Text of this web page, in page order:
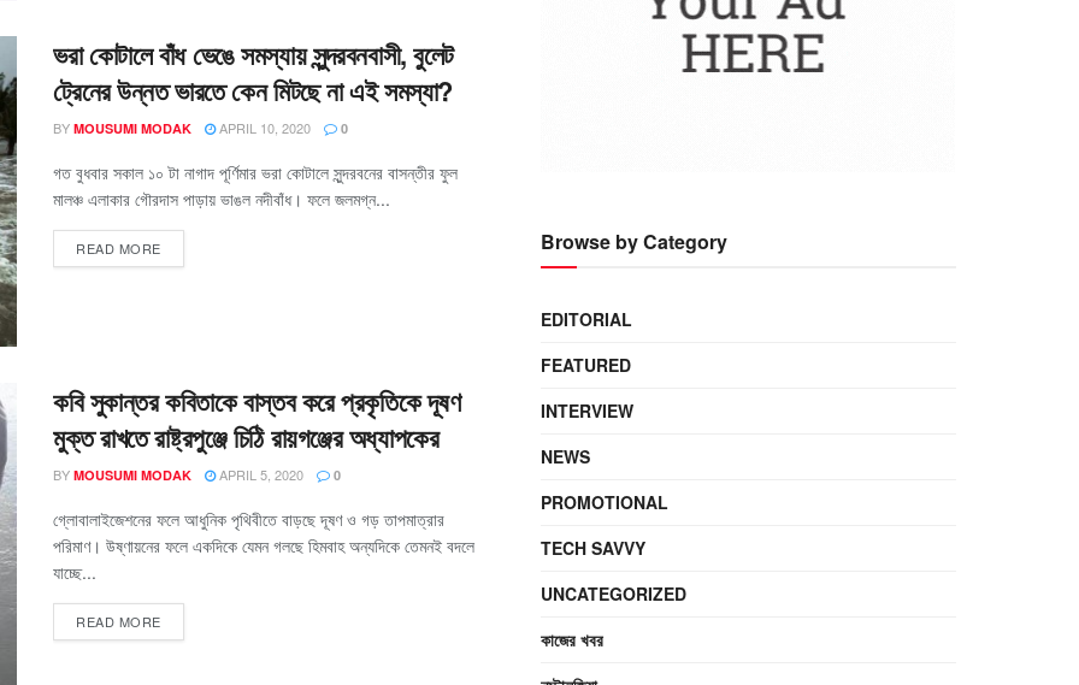
ভরা কোটালে বাঁধ ভেঙে সমস্যায় সুন্দরবনবাসী, বুলেট
ট্রেনের উন্নত ভারতে কেন মিটছে না এই সমস্যা?
BY MOUSUMI MODAK APRIL 10, 2020 0
গত বুধবার সকাল ১০ টা নাগাদ পূর্ণিমার ভরা কোটালে সুন্দরবনের বাসন্তীর ফুল
মালঞ্চ এলাকার গৌরদাস পাড়ায় ভাঙল নদীবাঁধ। ফলে জলমগ্ন...
READ MORE
কবি সুকান্তর কবিতাকে বাস্তব করে প্রকৃতিকে দূষণ
মুক্ত রাখতে রাষ্ট্রপুঞ্জে চিঠি রায়গঞ্জের অধ্যাপকের
BY MOUSUMI MODAK APRIL 5, 2020 0
গ্লোবালাইজেশনের ফলে আধুনিক পৃথিবীতে বাড়ছে দূষণ ও গড় তাপমাত্রার
পরিমাণ। উষ্ণায়নের ফলে একদিকে যেমন গলছে হিমবাহ অন্যদিকে তেমনই বদলে
যাচ্ছে...
READ MORE
Browse by Category
EDITORIAL
FEATURED
INTERVIEW
NEWS
PROMOTIONAL
TECH SAVVY
UNCATEGORIZED
কাজের খবর